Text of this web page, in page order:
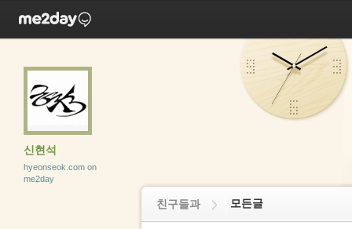
신현석
hyeonseok.com on
me2day
친구들과 모든글